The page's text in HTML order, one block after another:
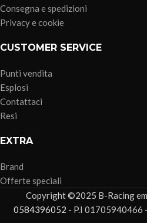
Consegna e spedizioni
Privacy e cookie
CUSTOMER SERVICE
Punti vendita
Esplosi
Contattaci
Resi
EXTRA
Brand
Offerte speciali
Copyright ©2025 B-Racing
0584396052 - P.I 01705940466